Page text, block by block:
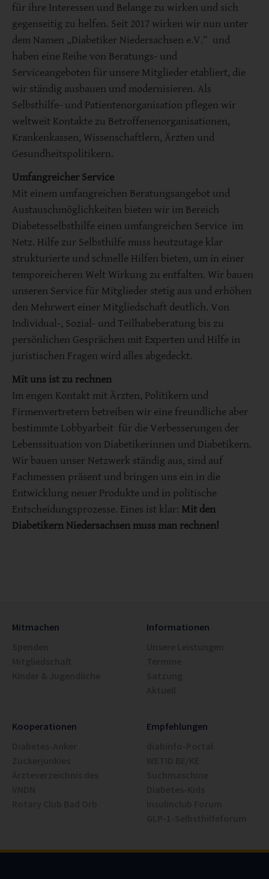
für ihre Interessen und Belange zu wirken und sich
gegenseitig zu helfen. Seit 2017 wirken wir nun unter
dem Namen „Diabetiker Niedersachsen e.V.“ und
haben eine Reihe von Beratungs- und
Serviceangeboten für unsere Mitglieder etabliert, die
wir ständig ausbauen und modernisieren. Als
Selbsthilfe- und Patientenorganisation pflegen wir
weltweit Kontakte zu Betroffenenorganisationen,
Krankenkassen, Wissenschaftlern, Ärzten und
Gesundheitspolitikern.
Umfangreicher Service
Mit einem umfangreichen Beratungsangebot und
Austauschmöglichkeiten bieten wir im Bereich
Diabetesselbsthilfe einen umfangreichen Service im
Netz. Hilfe zur Selbsthilfe muss heutzutage klar
strukturierte und schnelle Hilfen bieten, um in einer
temporeicheren Welt Wirkung zu entfalten. Wir bauen
unseren Service für Mitglieder stetig aus und erhöhen
den Mehrwert einer Mitgliedschaft deutlich. Von
Individual-, Sozial- und Teilhabeberatung bis zu
persönlichen Gesprächen mit Experten und Hilfe in
juristischen Fragen wird alles abgedeckt.
Mit uns ist zu rechnen
Im engen Kontakt mit Ärzten, Politikern und
Firmenvertretern betreiben wir eine freundliche aber
bestimmte Lobbyarbeit für die Verbesserungen der
Lebenssituation von Diabetikerinnen und Diabetikern.
Wir bauen unser Netzwerk ständig aus, sind auf
Fachmessen präsent und bringen uns ein in die
Entwicklung neuer Produkte und in politische
Entscheidungsprozesse. Eines ist klar: Mit den
Diabetikern Niedersachsen muss man rechnen!
Mitmachen
Informationen
Kooperationen
Empfehlungen